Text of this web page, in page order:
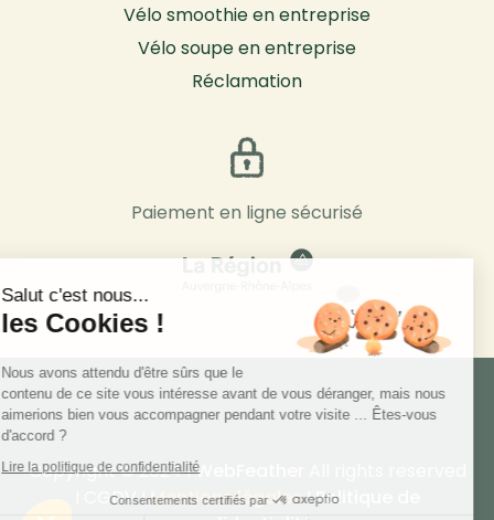
Vélo smoothie en entreprise
Vélo soupe en entreprise
Réclamation
Paiement en ligne sécurisé
designer site originaux
Copyright © 2024 IWebFeather
CGDVIMentions légalesIPolitique de
Salut c'est nous...
les Cookies !
Nous avons attendu d'être sûrs que le
contenu de ce site vous intéresse avant de vous déranger, mais nous
aimerions bien vous accompagner pendant votre visite ... Êtes-vous
d'accord ?
Lire la politique de confidentialité
Consentements certifiés par